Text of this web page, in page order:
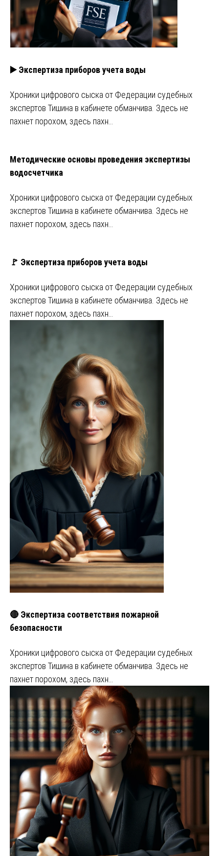
▶️ Экспертиза приборов учета воды
Хроники цифрового сыска от Федерации судебных
экспертов Тишина в кабинете обманчива. Здесь не
пахнет порохом, здесь пахн…
Методические основы проведения экспертизы
водосчетчика
Хроники цифрового сыска от Федерации судебных
экспертов Тишина в кабинете обманчива. Здесь не
пахнет порохом, здесь пахн…
🚩 Экспертиза приборов учета воды
Хроники цифрового сыска от Федерации судебных
экспертов Тишина в кабинете обманчива. Здесь не
пахнет порохом, здесь пахн…
🔴 Экспертиза соответствия пожарной
безопасности
Хроники цифрового сыска от Федерации судебных
экспертов Тишина в кабинете обманчива. Здесь не
пахнет порохом, здесь пахн…